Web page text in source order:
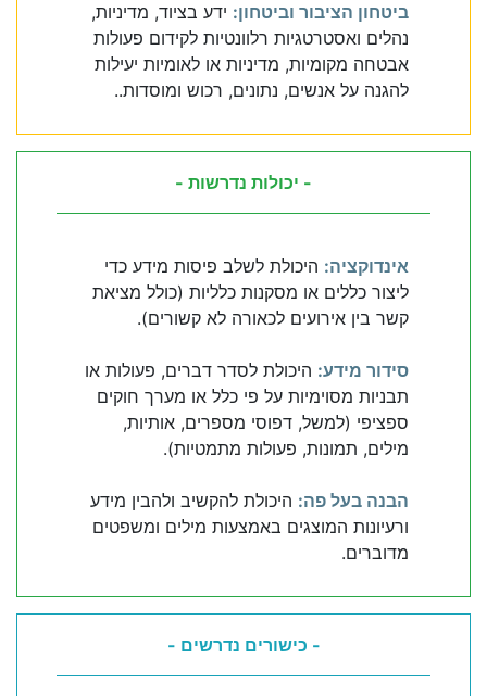
ביטחון הציבור וביטחון: ידע בציוד, מדיניות,
נהלים ואסטרטגיות רלוונטיות לקידום פעולות
אבטחה מקומיות, מדיניות או לאומיות יעילות
להגנה על אנשים, נתונים, רכוש ומוסדות..
- יכולות נדרשות -
אינדוקציה: היכולת לשלב פיסות מידע כדי
ליצור כללים או מסקנות כלליות (כולל מציאת
קשר בין אירועים לכאורה לא קשורים).
סידור מידע: היכולת לסדר דברים, פעולות או
תבניות מסוימיות על פי כלל או מערך חוקים
ספציפי (למשל, דפוסי מספרים, אותיות,
מילים, תמונות, פעולות מתמטיות).
הבנה בעל פה: היכולת להקשיב ולהבין מידע
ורעיונות המוצגים באמצעות מילים ומשפטים
מדוברים.
- כישורים נדרשים -